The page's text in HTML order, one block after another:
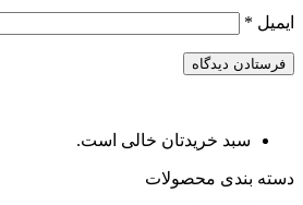
ایمیل *
سبد خریدتان خالی است.
دسته بندی محصولات